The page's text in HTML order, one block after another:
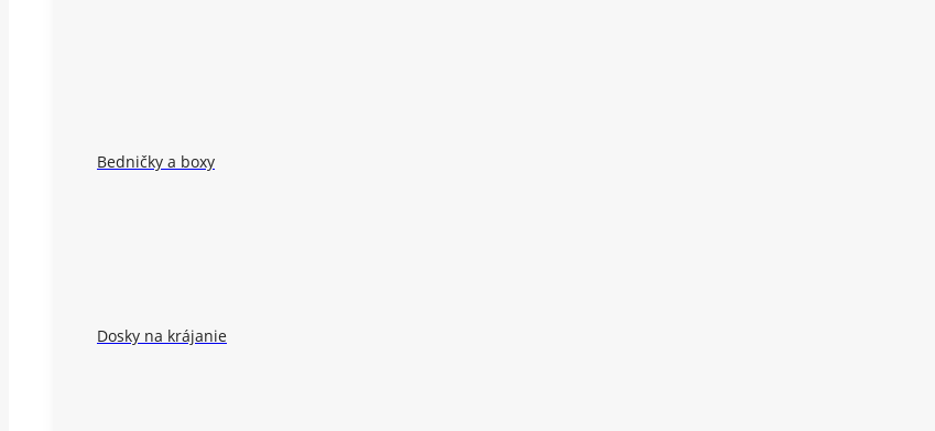
Bedničky a boxy
Dosky na krájanie